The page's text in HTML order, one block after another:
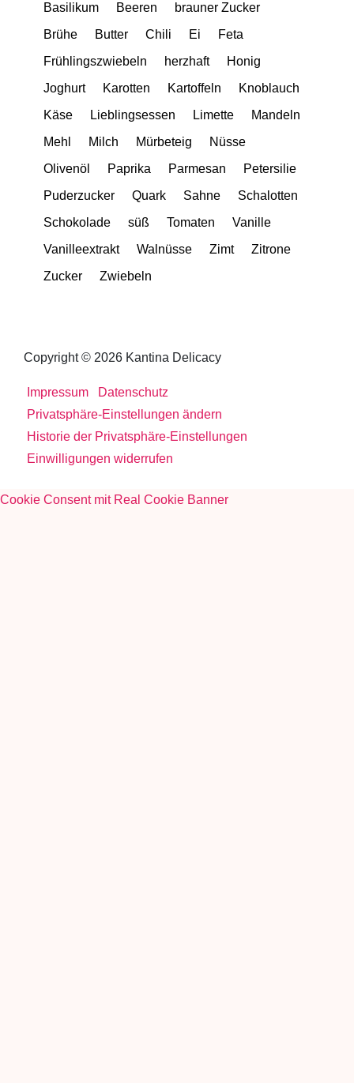
Basilikum
Beeren
brauner Zucker
Brühe
Butter Chili Ei
Feta
Frühlingszwiebeln
herzhaft
Honig
Joghurt
Karotten Kartoffeln
Knoblauch
Käse
Lieblingsessen Limette
Mandeln
Mehl
Milch Mürbeteig
Nüsse
Olivenöl
Paprika Parmesan
Petersilie
Puderzucker
Quark Sahne
Schalotten
Schokolade
süß Tomaten
Vanille
Vanilleextrakt
Walnüsse Zimt
Zitrone
Zucker
Zwiebeln
Copyright © 2026 Kantina Delicacy
Impressum
Datenschutz
Privatsphäre-Einstellungen ändern
Historie der Privatsphäre-Einstellungen
Einwilligungen widerrufen
Cookie Consent mit Real Cookie Banner